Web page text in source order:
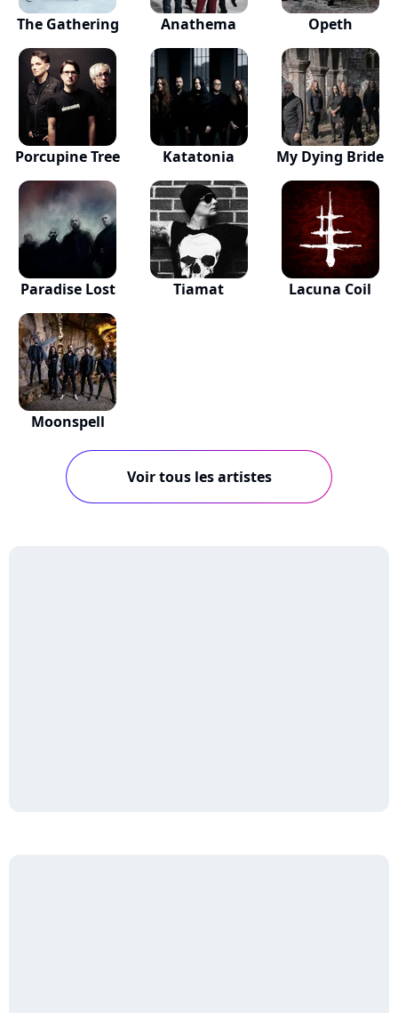
The Gathering Anathema Opeth
Porcupine Tree Katatonia My Dying Bride
Paradise Lost Tiamat Lacuna Coil
Moonspell
Voir tous les artistes